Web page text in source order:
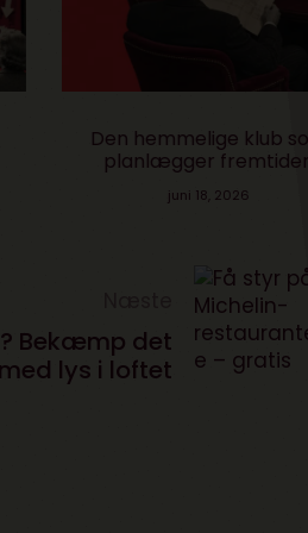
Den hemmelige klub
planlægger fremtiden
juni 18, 2026
Bekæmp det
med lys i loftet